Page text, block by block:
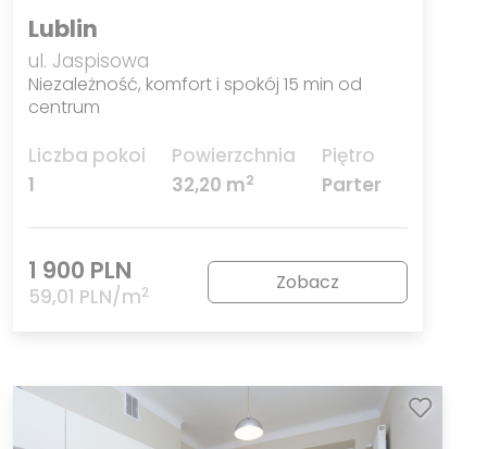
Lublin
ul. Jaspisowa
Niezależność, komfort i spokój 15 min od
centrum
Liczba pokoi
1
Powierzchnia
32,20 m2
Piętro
Parter
1 900 PLN
59,01 PLN/m2 Zobacz